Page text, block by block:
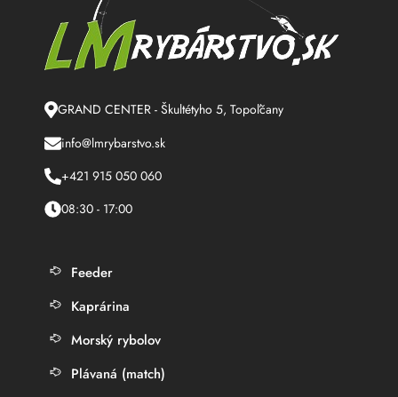
GRAND CENTER - Škultétyho 5, Topoľčany
info@lmrybarstvo.sk
+421 915 050 060
08:30 - 17:00
Feeder
Kaprárina
Morský rybolov
Plávaná (match)